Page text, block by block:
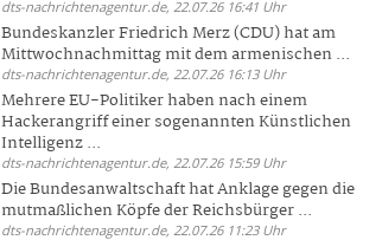
dts-nachrichtenagentur.de, 22.07.26 16:41 Uhr
Bundeskanzler Friedrich Merz (CDU) hat am
Mittwochnachmittag mit dem armenischen ...
dts-nachrichtenagentur.de, 22.07.26 16:13 Uhr
Mehrere EU-Politiker haben nach einem
Hackerangriff einer sogenannten Künstlichen
Intelligenz ...
dts-nachrichtenagentur.de, 22.07.26 15:59 Uhr
Die Bundesanwaltschaft hat Anklage gegen die
mutmaßlichen Köpfe der Reichsbürger ...
dts-nachrichtenagentur.de, 22.07.26 11:23 Uhr